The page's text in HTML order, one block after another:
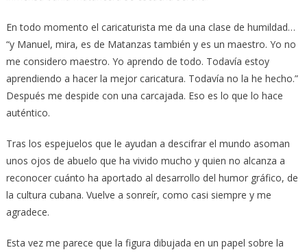
En todo momento el caricaturista me da una clase de humildad…
“y Manuel, mira, es de Matanzas también y es un maestro. Yo no
me considero maestro. Yo aprendo de todo. Todavía estoy
aprendiendo a hacer la mejor caricatura. Todavía no la he hecho.”
Después me despide con una carcajada. Eso es lo que lo hace
auténtico.
Tras los espejuelos que le ayudan a descifrar el mundo asoman
unos ojos de abuelo que ha vivido mucho y quien no alcanza a
reconocer cuánto ha aportado al desarrollo del humor gráfico, de
la cultura cubana. Vuelve a sonreír, como casi siempre y me
agradece.
Esta vez me parece que la figura dibujada en un papel sobre la